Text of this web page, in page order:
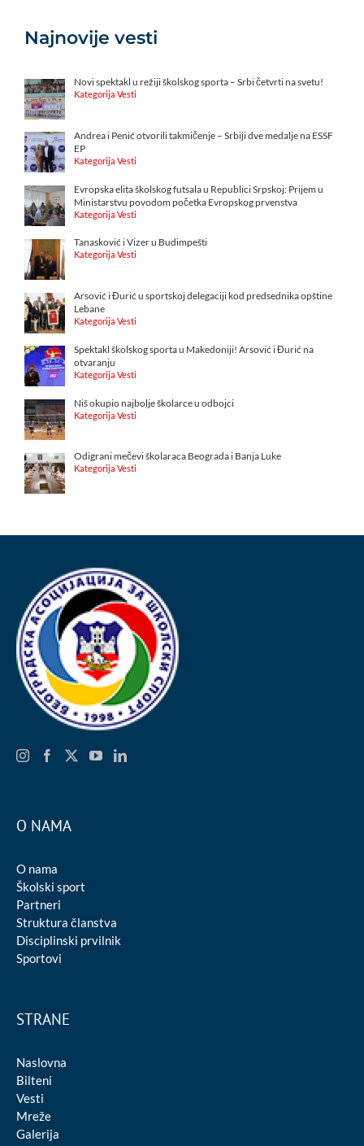
Najnovije vesti
Novi spektakl u režiji školskog sporta – Srbi četvrti na svetu!
Kategorija Vesti
Andrea i Penić otvorili takmičenje – Srbiji dve medalje na ESSF
EP
Kategorija Vesti
Evropska elita školskog futsala u Republici Srpskoj: Prijem u
Ministarstvu povodom početka Evropskog prvenstva
Kategorija Vesti
Tanasković i Vizer u Budimpešti
Kategorija Vesti
Arsović i Đurić u sportskoj delegaciji kod predsednika opštine
Lebane
Kategorija Vesti
Spektakl školskog sporta u Makedoniji! Arsović i Đurić na
otvaranju
Kategorija Vesti
Niš okupio najbolje školarce u odbojci
Kategorija Vesti
Odigrani mečevi školaraca Beograda i Banja Luke
Kategorija Vesti
O NAMA
O nama
Školski sport
Partneri
Struktura članstva
Disciplinski prvilnik
Sportovi
STRANE
Naslovna
Bilteni
Vesti
Mreže
Galerija